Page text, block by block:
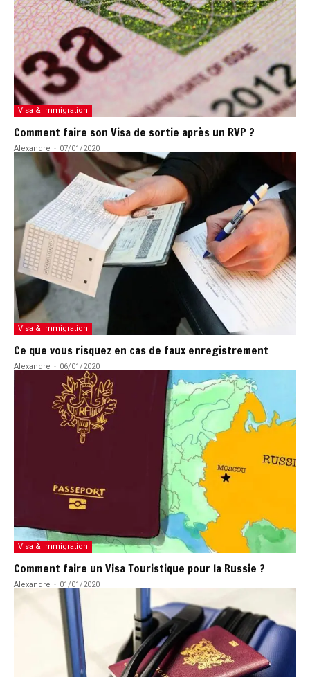
Visa & Immigration
Comment faire son Visa de sortie après un RVP ?
Alexandre - 07/01/2020
Visa & Immigration
Ce que vous risquez en cas de faux enregistrement
Alexandre - 06/01/2020
Visa & Immigration
Comment faire un Visa Touristique pour la Russie ?
Alexandre - 01/01/2020